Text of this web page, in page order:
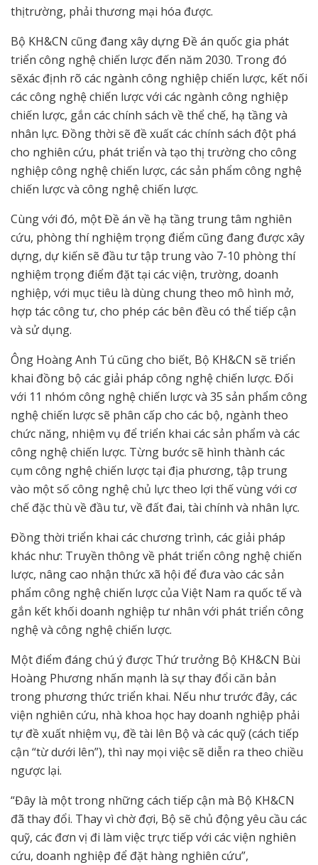
thịtrường, phải thương mại hóa được.
Bộ KH&CN cũng đang xây dựng Đề án quốc gia phát
triển công nghệ chiến lược đến năm 2030. Trong đó
sẽxác định rõ các ngành công nghiệp chiến lược, kết nối
các công nghệ chiến lược với các ngành công nghiệp
chiến lược, gắn các chính sách về thể chế, hạ tầng và
nhân lực. Đồng thời sẽ đề xuất các chính sách đột phá
cho nghiên cứu, phát triển và tạo thị trường cho công
nghiệp công nghệ chiến lược, các sản phẩm công nghệ
chiến lược và công nghệ chiến lược.
Cùng với đó, một Đề án về hạ tầng trung tâm nghiên
cứu, phòng thí nghiệm trọng điểm cũng đang được xây
dựng, dự kiến sẽ đầu tư tập trung vào 7-10 phòng thí
nghiệm trọng điểm đặt tại các viện, trường, doanh
nghiệp, với mục tiêu là dùng chung theo mô hình mở,
hợp tác công tư, cho phép các bên đều có thể tiếp cận
và sử dụng.
Ông Hoàng Anh Tú cũng cho biết, Bộ KH&CN sẽ triển
khai đồng bộ các giải pháp công nghệ chiến lược. Đối
với 11 nhóm công nghệ chiến lược và 35 sản phẩm công
nghệ chiến lược sẽ phân cấp cho các bộ, ngành theo
chức năng, nhiệm vụ để triển khai các sản phẩm và các
công nghệ chiến lược. Từng bước sẽ hình thành các
cụm công nghệ chiến lược tại địa phương, tập trung
vào một số công nghệ chủ lực theo lợi thế vùng với cơ
chế đặc thù về đầu tư, về đất đai, tài chính và nhân lực.
Đồng thời triển khai các chương trình, các giải pháp
khác như: Truyền thông về phát triển công nghệ chiến
lược, nâng cao nhận thức xã hội để đưa vào các sản
phẩm công nghệ chiến lược của Việt Nam ra quốc tế và
gắn kết khối doanh nghiệp tư nhân với phát triển công
nghệ và công nghệ chiến lược.
Một điểm đáng chú ý được Thứ trưởng Bộ KH&CN Bùi
Hoàng Phương nhấn mạnh là sự thay đổi căn bản
trong phương thức triển khai. Nếu như trước đây, các
viện nghiên cứu, nhà khoa học hay doanh nghiệp phải
tự đề xuất nhiệm vụ, đề tài lên Bộ và các quỹ (cách tiếp
cận “từ dưới lên”), thì nay mọi việc sẽ diễn ra theo chiều
ngược lại.
“Đây là một trong những cách tiếp cận mà Bộ KH&CN
đã thay đổi. Thay vì chờ đợi, Bộ sẽ chủ động yêu cầu các
quỹ, các đơn vị đi làm việc trực tiếp với các viện nghiên
cứu, doanh nghiệp để đặt hàng nghiên cứu”,